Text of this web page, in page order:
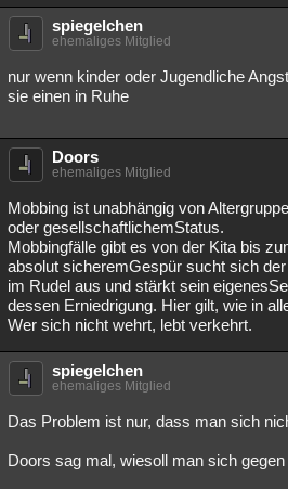
spiegelchen
ehemaliges Mitglied
nur wenn kinder oder Jugendliche
sie einen in Ruhe
Doors
ehemaliges Mitglied
Mobbing ist unabhängig von
oder gesellschaftlichemStatus.
Mobbingfälle gibt es von der Kita bis
absolut sicheremGespür sucht sich
im Rudel aus und stärkt sein
dessen Erniedrigung. Hier gilt, wie in
Wer sich nicht wehrt, lebt verkehrt.
spiegelchen
ehemaliges Mitglied
Das Problem ist nur, dass man sich
Doors sag mal, wiesoll man sich